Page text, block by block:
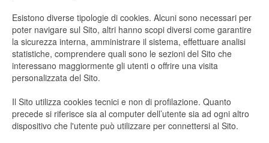
Esistono diverse tipologie di cookies. Alcuni sono necessari per
poter navigare sul Sito, altri hanno scopi diversi come garantire
la sicurezza interna, amministrare il sistema, effettuare analisi
statistiche, comprendere quali sono le sezioni del Sito che
interessano maggiormente gli utenti o offrire una visita
personalizzata del Sito.
Il Sito utilizza cookies tecnici e non di profilazione. Quanto
precede si riferisce sia al computer dell’utente sia ad ogni altro
dispositivo che l'utente può utilizzare per connettersi al Sito.